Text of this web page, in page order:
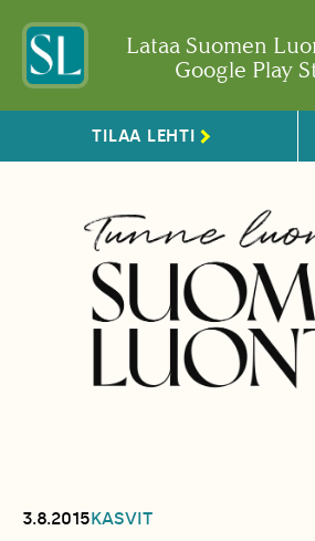
Lataa Suomen
Google Play
TILAA LEHTI
3.8.2015KASVIT